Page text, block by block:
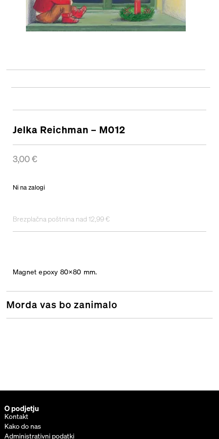
Jelka Reichman – M012
3,00€
Ni na zalogi
Brezplačna poštnina nad 12,99 €
Magnet epoxy 80×80 mm.
Morda vas bo zanimalo
O podjetju
Kontakt
Kako do nas
Administrativni podatki